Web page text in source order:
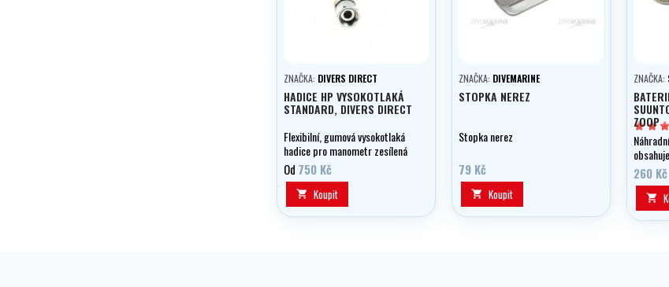
ZNAČKA: DIVERS DIRECT
HADICE HP VYSOKOTLAKÁ
STANDARD, DIVERS DIRECT
Flexibilní, gumová vysokotlaká
hadice pro manometr zesílená
kevlarem, volitelně v délce 0,15
- 1,20 m.
Od 750 Kč
 Koupit
ZNAČKA: DIVEMARINE
STOPKA NEREZ
Stopka nerez
79 Kč
 Koupit
ZNAČKA:
ZOOP
pro
ZOOP)
260 Kč
